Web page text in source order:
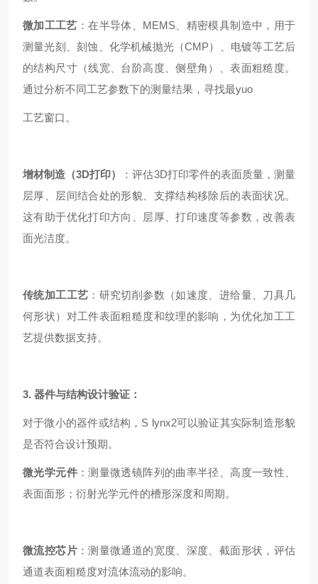
微加工工艺 ：在半导体、MEMS、精密模具制造中，用于
测量光刻、刻蚀、化学机械抛光（CMP）、电镀等工艺后
的结构尺寸（线宽、台阶高度、侧壁角）、表面粗糙度。
通过分析不同工艺参数下的测量结果，寻找最yuo
工艺窗口。
增材制造（3D打印）
：评估3D打印零件的表面质量，测量
层厚、层间结合处的形貌、支撑结构移除后的表面状况。
这有助于优化打印方向、层厚、打印速度等参数，改善表
面光洁度。
传统加工工艺 ：研究切削参数（如速度、进给量、刀具几
何形状）对工件表面粗糙度和纹理的影响，为优化加工工
艺提供数据支持。
3. 器件与结构设计验证：
对于微小的器件或结构，S lynx2可以验证其实际制造形貌
是否符合设计预期。
微光学元件：测量微透镜阵列的曲率半径、高度一致性、
表面面形；衍射光学元件的槽形深度和周期。
微流控芯片：测量微通道的宽度、深度、截面形状，评估
通道表面粗糙度对流体流动的影响。